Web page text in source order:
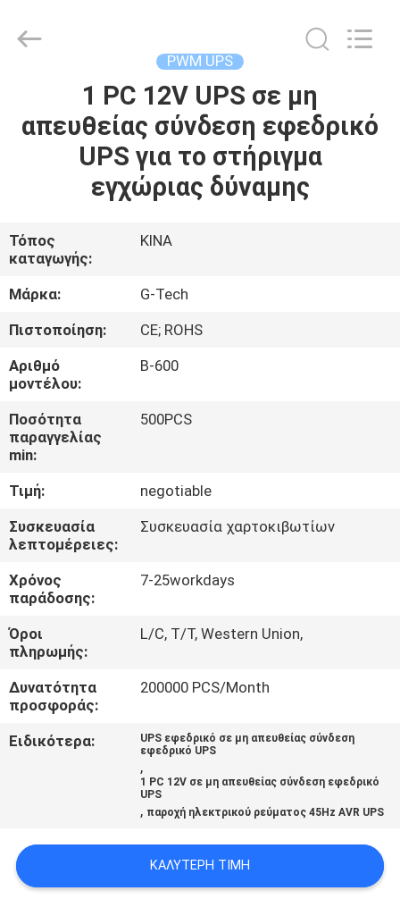
ΠΡΟΪΌΝΤΑ
ΜΕ
ΕΜΆΣ
ΕΠΙΣΚΕΨΉ
ΕΡΓΟΣΤΑΣΊΟΥ
ΈΛΕΓΧΟΣ
ΠΟΙΌΤΗΤΑΣ
ΕΠΙΚΟΙΝΩΝΉΣΤΕ
ΜΑΖΊ
ΕΙΔΉΣΕΙΣ
ΖΗΤΉΣΤΕ
ΜΙΑ
ΠΡΟΣΦΟΡΆ
ΠΟΛΙΤΙΚΉ
ΜΥΣΤΙΚΌΤΗΤΑΣ
POWER
GROUP.
PWM UPS
1 PC 12V UPS σε μη
απευθείας σύνδεση εφεδρικό
UPS για το στήριγμα
εγχώριας δύναμης
Τόπος
καταγωγής:
ΚΙΝΑ
Μάρκα:
G-Tech
Πιστοποίηση:
CE; ROHS
Αριθμό
μοντέλου:
Β-600
Ποσότητα
παραγγελίας
min:
500PCS
Τιμή:
negotiable
Συσκευασία
λεπτομέρειες:
Συσκευασία χαρτοκιβωτίων
Χρόνος
παράδοσης:
7-25workdays
Όροι
πληρωμής:
L/C, T/T, Western Union,
Δυνατότητα
προσφοράς:
200000 PCS/Month
Ειδικότερα:
UPS εφεδρικό σε μη απευθείας σύνδεση
εφεδρικό UPS
,
1 PC 12V σε μη απευθείας σύνδεση εφεδρικό
UPS
, παροχή ηλεκτρικού ρεύματος 45Hz AVR UPS
ΚΑΛΎΤΕΡΗ ΤΙΜΉ